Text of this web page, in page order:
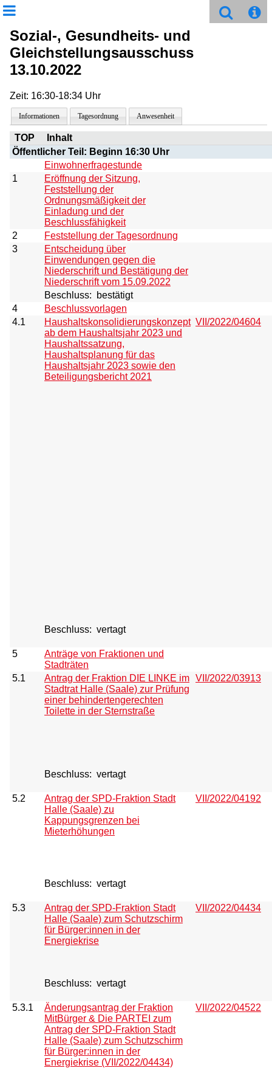
Sozial-, Gesundheits- und
Gleichstellungsausschuss
13.10.2022
Zeit: 16:30-18:34 Uhr
Informationen Tagesordnung Anwesenheit
TOP
Inhalt
Öffentlicher Teil: Beginn 16:30 Uhr
Einwohnerfragestunde
1
Eröffnung der Sitzung,
Feststellung der
Ordnungsmäßigkeit der
Einladung und der
Beschlussfähigkeit
2
Feststellung der Tagesordnung
3
Entscheidung über
Einwendungen gegen die
Niederschrift und Bestätigung der
Niederschrift vom 15.09.2022
Beschluss:
bestätigt
4
Beschlussvorlagen
4.1
Haushaltskonsolidierungskonzept
ab dem Haushaltsjahr 2023 und
Haushaltssatzung,
Haushaltsplanung für das
Haushaltsjahr 2023 sowie den
Beteiligungsbericht 2021
VII/2022/04604
Beschluss: vertagt
5
Anträge von Fraktionen und
Stadträten
5.1
Antrag der Fraktion DIE LINKE im
Stadtrat Halle (Saale) zur Prüfung
einer behindertengerechten
Toilette in der Sternstraße
VII/2022/03913
Beschluss: vertagt
5.2
Antrag der SPD-Fraktion Stadt
Halle (Saale) zu
Kappungsgrenzen bei
Mieterhöhungen
VII/2022/04192
Beschluss: vertagt
5.3
Antrag der SPD-Fraktion Stadt
Halle (Saale) zum Schutzschirm
für Bürger:innen in der
Energiekrise
VII/2022/04434
Beschluss: vertagt
5.3.1
Änderungsantrag der Fraktion
MitBürger & Die PARTEI zum
Antrag der SPD-Fraktion Stadt
Halle (Saale) zum Schutzschirm
für Bürger:innen in der
Energiekrise (VII/2022/04434)
VII/2022/04522